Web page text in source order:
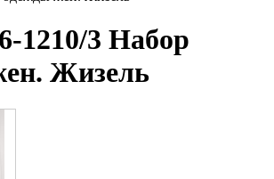
1210/3 Набор
Жизель